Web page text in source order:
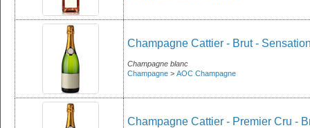
Champagne Cattier - Brut -
Champagne blanc
Champagne > AOC Champagne
Champagne Cattier - Premier Cru -